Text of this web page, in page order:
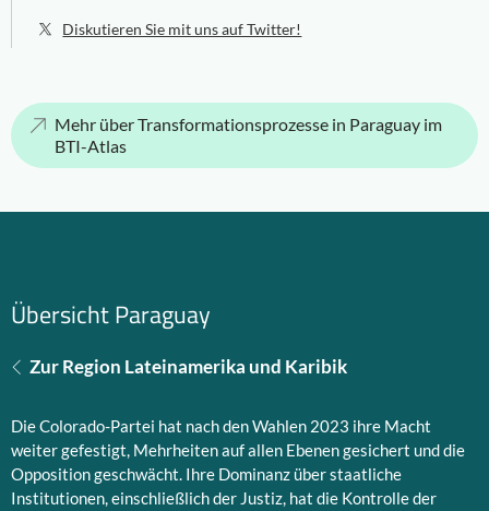
Diskutieren Sie mit uns auf Twitter!
Mehr über Transformationsprozesse in Paraguay im
BTI-Atlas
Übersicht Paraguay
Zur Region Lateinamerika und Karibik
Die Colorado-Partei hat nach den Wahlen 2023 ihre Macht
weiter gefestigt, Mehrheiten auf allen Ebenen gesichert und die
Opposition geschwächt. Ihre Dominanz über staatliche
Institutionen, einschließlich der Justiz, hat die Kontrolle der